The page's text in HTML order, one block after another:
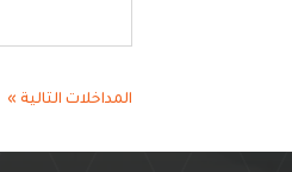
المداخلات التالية »